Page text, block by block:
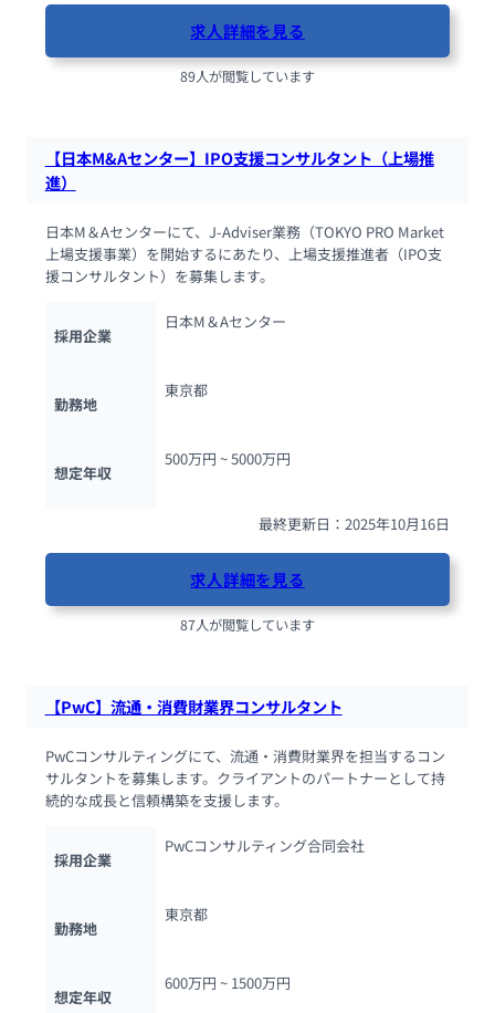
求人詳細を見る
89人が閲覧しています
【日本M&Aセンター】IPO支援コンサルタント（上場推
進）
日本M＆Aセンターにて、J-Adviser業務（TOKYO PRO Market
上場支援事業）を開始するにあたり、上場支援推進者（IPO支
援コンサルタント）を募集します。
採用企業
日本M＆Aセンター
勤務地
東京都
想定年収
500万円 ~ 5000万円
最終更新日：2025年10月16日
求人詳細を見る
87人が閲覧しています
【PwC】流通・消費財業界コンサルタント
PwCコンサルティングにて、流通・消費財業界を担当するコン
サルタントを募集します。クライアントのパートナーとして持
続的な成長と信頼構築を支援します。
採用企業
PwCコンサルティング合同会社
勤務地
東京都
想定年収
600万円 ~ 1500万円